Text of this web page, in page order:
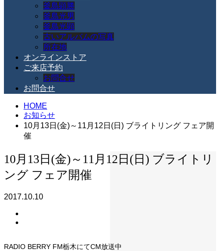
釜島顕勝
釜島光男
釜島光顕
古いアルバムの写真
所在地
オンラインストア
ご来店予約
お問合せ
お問合せ
HOME
お知らせ
10月13日(金)～11月12日(日) ブライトリング フェア開
催
10月13日(金)～11月12日(日) ブライトリ
ング フェア開催
2017.10.10
RADIO BERRY FM栃木にてCM放送中